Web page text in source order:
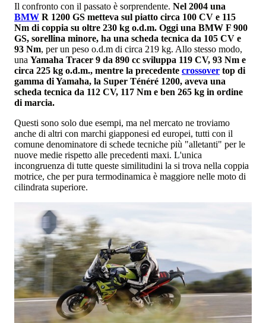
Il confronto con il passato è sorprendente. Nel 2004 una
BMW R 1200 GS metteva sul piatto circa 100 CV e 115
Nm di coppia su oltre 230 kg o.d.m. Oggi una BMW F 900
GS, sorellina minore, ha una scheda tecnica da 105 CV e
93 Nm, per un peso o.d.m di circa 219 kg. Allo stesso modo,
una Yamaha Tracer 9 da 890 cc sviluppa 119 CV, 93 Nm e
circa 225 kg o.d.m., mentre la precedente crossover top di
gamma di Yamaha, la Super Ténéré 1200, aveva una
scheda tecnica da 112 CV, 117 Nm e ben 265 kg in ordine
di marcia.
Questi sono solo due esempi, ma nel mercato ne troviamo
anche di altri con marchi giapponesi ed europei, tutti con il
comune denominatore di schede tecniche più "alletanti" per le
nuove medie rispetto alle precedenti maxi. L'unica
incongruenza di tutte queste similitudini la si trova nella coppia
motrice, che per pura termodinamica è maggiore nelle moto di
cilindrata superiore.